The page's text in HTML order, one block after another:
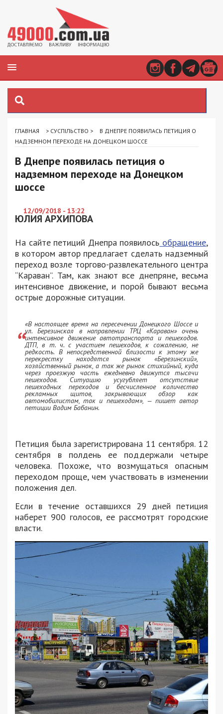
ГЛАВНАЯ > СУСПІЛЬСТВО >
В ДНЕПРЕ ПОЯВИЛАСЬ ПЕТИЦИЯ О
НАДЗЕМНОМ ПЕРЕХОДЕ НА ДОНЕЦКОМ ШОССЕ
В Днепре появилась петиция о
надземном переходе на Донецком
шоссе
12/09/2018 - 13:22
ЮЛИЯ АРХИПОВА
На сайте петиций Днепра появилось обращение,
в котором автор предлагает сделать надземный
переход возле торгово-развлекательного центра
“Караван”. Там, как знают все днепряне, весьма
интенсивное движение, и порой бывают весьма
острые дорожные ситуации.
«В настоящее время на пересечении Донецкого Шоссе и
ул. Березинская в направлении ТРЦ «Караван» очень
интенсивное движение автотранспорта и пешеходов.
ДТП, в т. ч. с участием пешеходов, к сожалению, не
редкость. В непосредственной близости к этому же
перекрестку находятся рынок «Березинский»,
хозяйственный рынок, а так же рынок стихийный, куда
через проезжую часть ежедневно движутся тысячи
пешеходов. Ситуацию усугубляет отсутствие
пешеходных переходов и бесчисленное количество
рекламных щитов, закрывающих обзор как
автомобилистам, так и пешеходам», — пишет автор
петиции Вадим Бабанин.
Петиция была зарегистрирована 11 сентября. 12
сентября в полдень ее поддержали четыре
человека. Похоже, что возмущаться опасным
переходом проще, чем участвовать в изменении
положения дел.
Если в течение оставшихся 29 дней петиция
наберет 900 голосов, ее рассмотрят городские
власти.